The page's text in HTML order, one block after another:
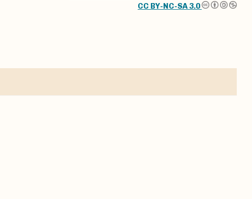
CC BY-NC-SA 3.0